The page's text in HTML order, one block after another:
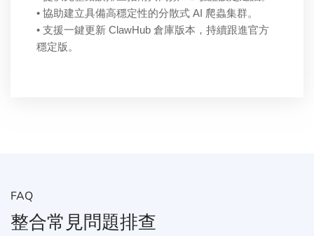
• 協助建立具備高穩定性的分散式 AI 爬蟲集群。
• 支援一鍵更新 ClawHub 倉庫版本，持續跟進官方
穩定版。
FAQ
整合常見問題排查